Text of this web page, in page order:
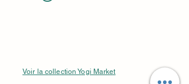
Voir la collection Yogi Market